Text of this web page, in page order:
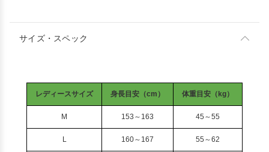
サイズ・スペック
レディースサイズ 身長目安（cm） 体重目安（kg）
M 153～163 45～55
L 160～167 55～62